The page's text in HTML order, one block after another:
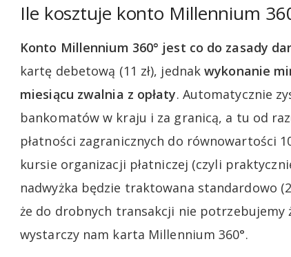
Ile kosztuje konto Millennium
Konto Millennium 360° jest co do zasady
kartę debetową (11 zł), jednakwykonanie
miesiącu zwalnia z opłaty. Automatycznie
bankomatów w kraju i za granicą, a tu od
płatności zagranicznych do równowartości
kursie organizacji płatniczej (czyli
nadwyżka będzie traktowana standardowo
że do drobnych transakcji nie
wystarczy nam karta Millennium 360°.